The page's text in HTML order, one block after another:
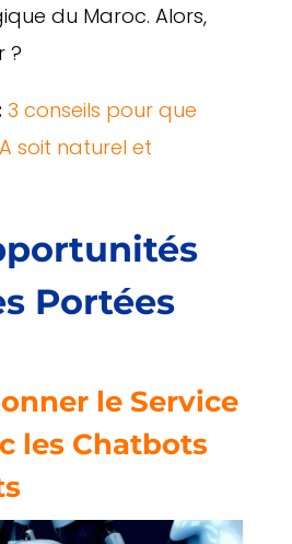
du Maroc. Alors,
?
3 conseils pour que
soit naturel et
Portées
le Service
les Chatbots